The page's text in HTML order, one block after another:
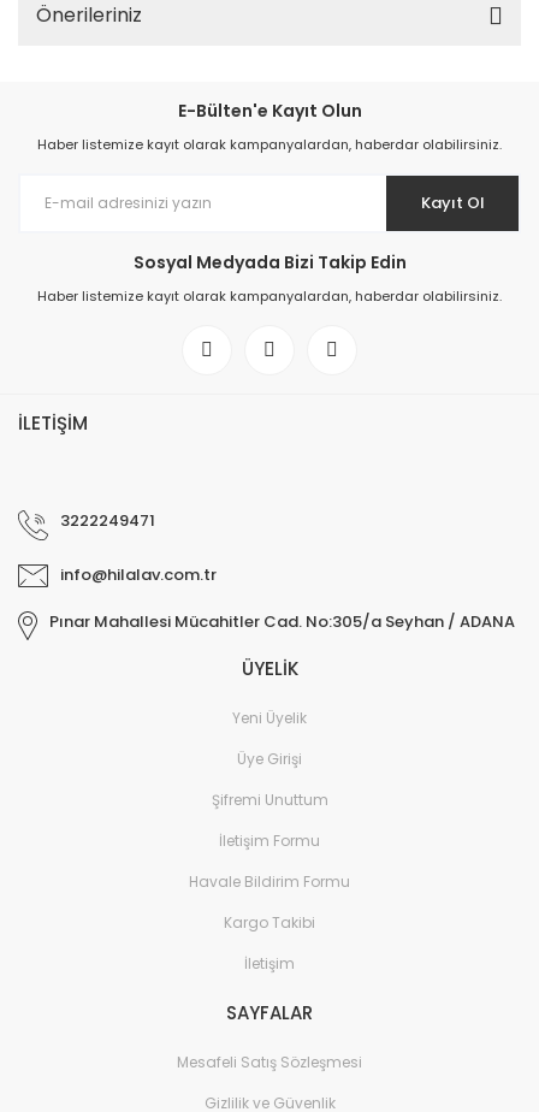
Önerileriniz
E-Bülten'e Kayıt Olun
Haber listemize kayıt olarak kampanyalardan, haberdar olabilirsiniz.
Kayıt Ol
Sosyal Medyada Bizi Takip Edin
Haber listemize kayıt olarak kampanyalardan, haberdar olabilirsiniz.
İLETİŞİM
3222249471
info@hilalav.com.tr
Pınar Mahallesi Mücahitler Cad. No:305/a Seyhan / ADANA
ÜYELİK
Yeni Üyelik
Üye Girişi
Şifremi Unuttum
İletişim Formu
Havale Bildirim Formu
Kargo Takibi
İletişim
SAYFALAR
Mesafeli Satış Sözleşmesi
Gizlilik ve Güvenlik